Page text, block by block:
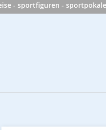
- sportfiguren -